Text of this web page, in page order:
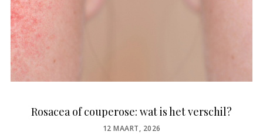
Rosacea of couperose: wat is het verschil?
POSTED
12 MAART, 2026